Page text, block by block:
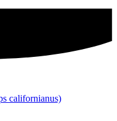
californianus)